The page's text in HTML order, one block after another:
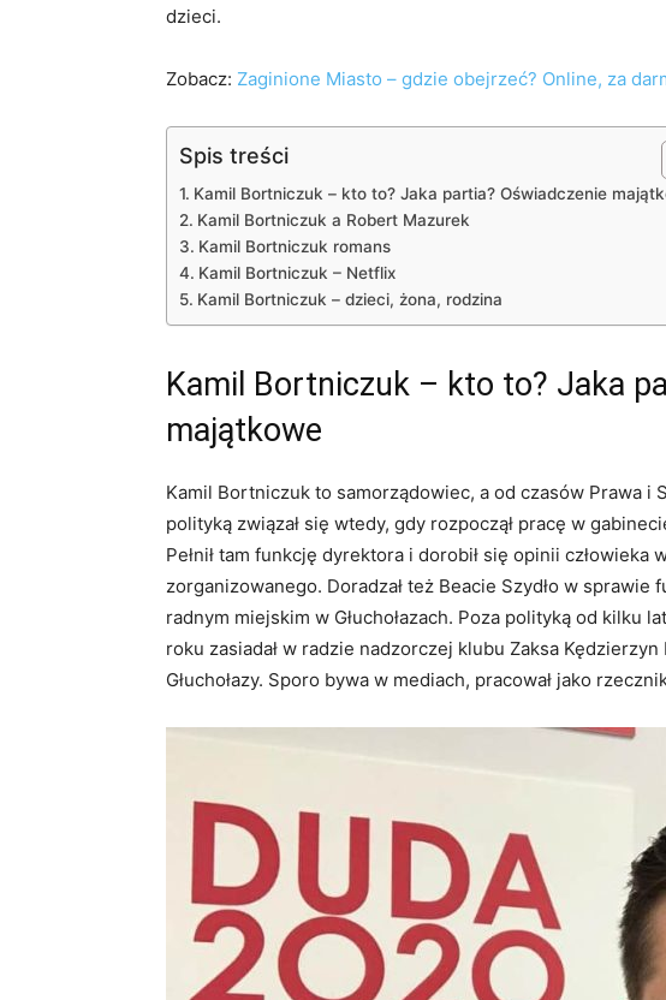
dzieci.
Zobacz: Zaginione Miasto – gdzie obejrzeć? Online, za
Spis treści
Kamil Bortniczuk – kto to? Jaka partia? Oświadczenie
Kamil Bortniczuk a Robert Mazurek
Kamil Bortniczuk romans
Kamil Bortniczuk – Netflix
Kamil Bortniczuk – dzieci, żona, rodzina
Kamil Bortniczuk – kto to? Jaka
majątkowe
Kamil Bortniczuk to samorządowiec, a od czasów Prawa i
polityką związał się wtedy, gdy rozpoczął pracę w
Pełnił tam funkcję dyrektora i dorobił się opinii człowieka
zorganizowanego. Doradzał też Beacie Szydło w sprawie
radnym miejskim w Głuchołazach. Poza polityką od kilku
roku zasiadał w radzie nadzorczej klubu Zaksa Kędzierzyn
Głuchołazy. Sporo bywa w mediach, pracował jako